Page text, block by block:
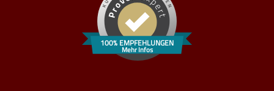
100% EMPFEHLUNGEN
Mehr Infos